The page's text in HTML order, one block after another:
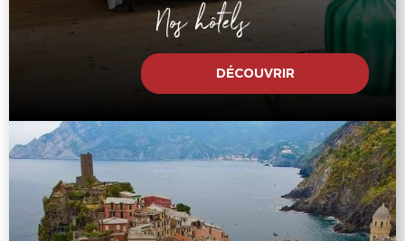
Nos hôtels
DÉCOUVRIR